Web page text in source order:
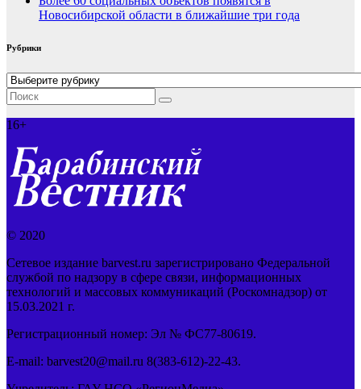
Новосибирской области в ближайшие три года
Рубрики
Рубрики
16+
© 2020
Сетевое издание barvest.ru зарегистрировано Федеральной
службой по надзору в сфере связи, информационных
технологий и массовых коммуникаций (Роскомнадзор) от
15.03.2021 г.
Регистрационный номер: Эл № ФС77-80619.
E-mail: barvest20@mail.ru 8(383-612)-22-43.